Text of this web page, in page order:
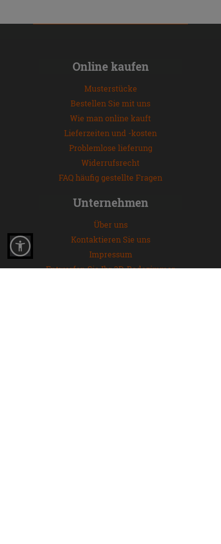
Online kaufen
Musterstücke
Bestellen Sie mit uns
Wie man online kauft
Lieferzeiten und -kosten
Problemlose lieferung
Widerrufsrecht
FAQ häufig gestellte Fragen
Unternehmen
Über uns
Kontaktieren Sie uns
Impressum
Entwerfen Sie Ihr 3D-Badezimmer